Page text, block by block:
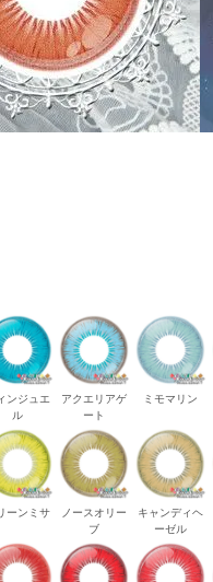
ンジュエ
ル
アクエリアゲ
ート
ミモマリン
ーンミサ
ノースオリー
ブ
キャンディヘ
ーゼル